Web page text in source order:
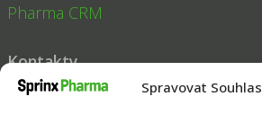
Spravovat Souhlas
Pharma CRM
Kontakty
Tel:
+420 251 014 211